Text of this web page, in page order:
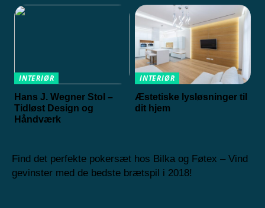
INTERIØR
Hans J. Wegner Stol –
Tidløst Design og
Håndværk
INTERIØR
Æstetiske lysløsninger til
dit hjem
Find det perfekte pokersæt hos Bilka og Føtex – Vind
gevinster med de bedste brætspil i 2018!